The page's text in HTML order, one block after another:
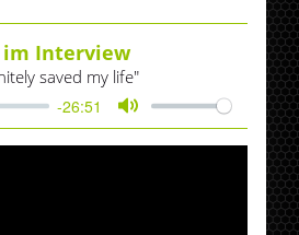
im Interview
saved my life"
-26:51
Mute